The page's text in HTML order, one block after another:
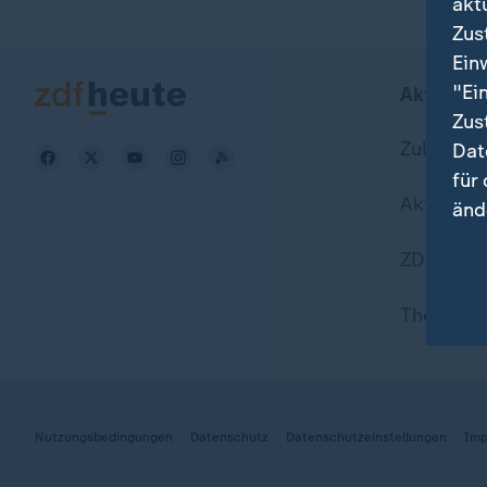
Aktuell
Zuletzt
Aktuelle
Nutzungsbedingungen Datenschutz Datenschutzeinstellungen
für